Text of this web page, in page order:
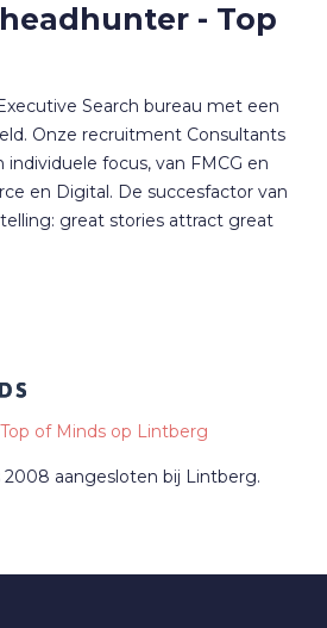
- Top
Search bureau met een
Onze recruitment Consultants
individuele focus, van FMCG en
en Digital. De succesfactor van
great stories attract great
of Minds op Lintberg
2008 aangesloten bij Lintberg.